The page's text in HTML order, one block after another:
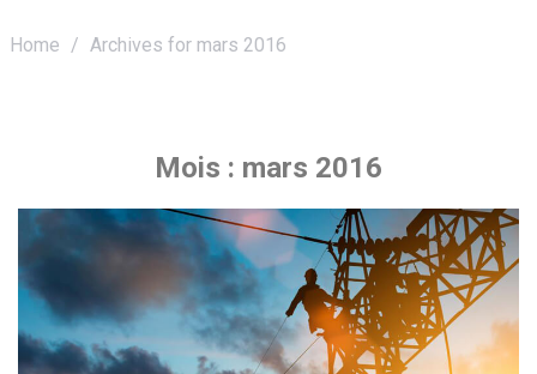
Home / Archives for mars 2016
Mois : mars 2016